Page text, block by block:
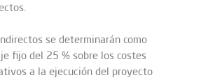
se determinarán como
fijo del 25 % sobre los costes
a la ejecución del proyecto